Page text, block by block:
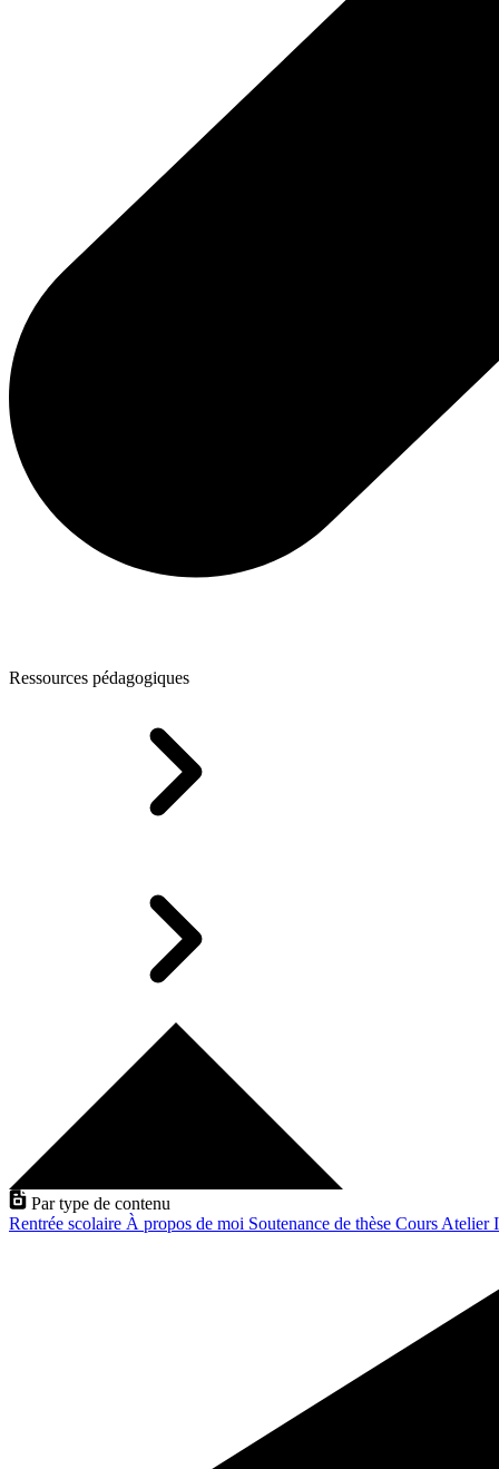
Ressources pédagogiques
Par type de contenu
Rentrée scolaire À propos de moi Soutenance de thèse Cours Atelier